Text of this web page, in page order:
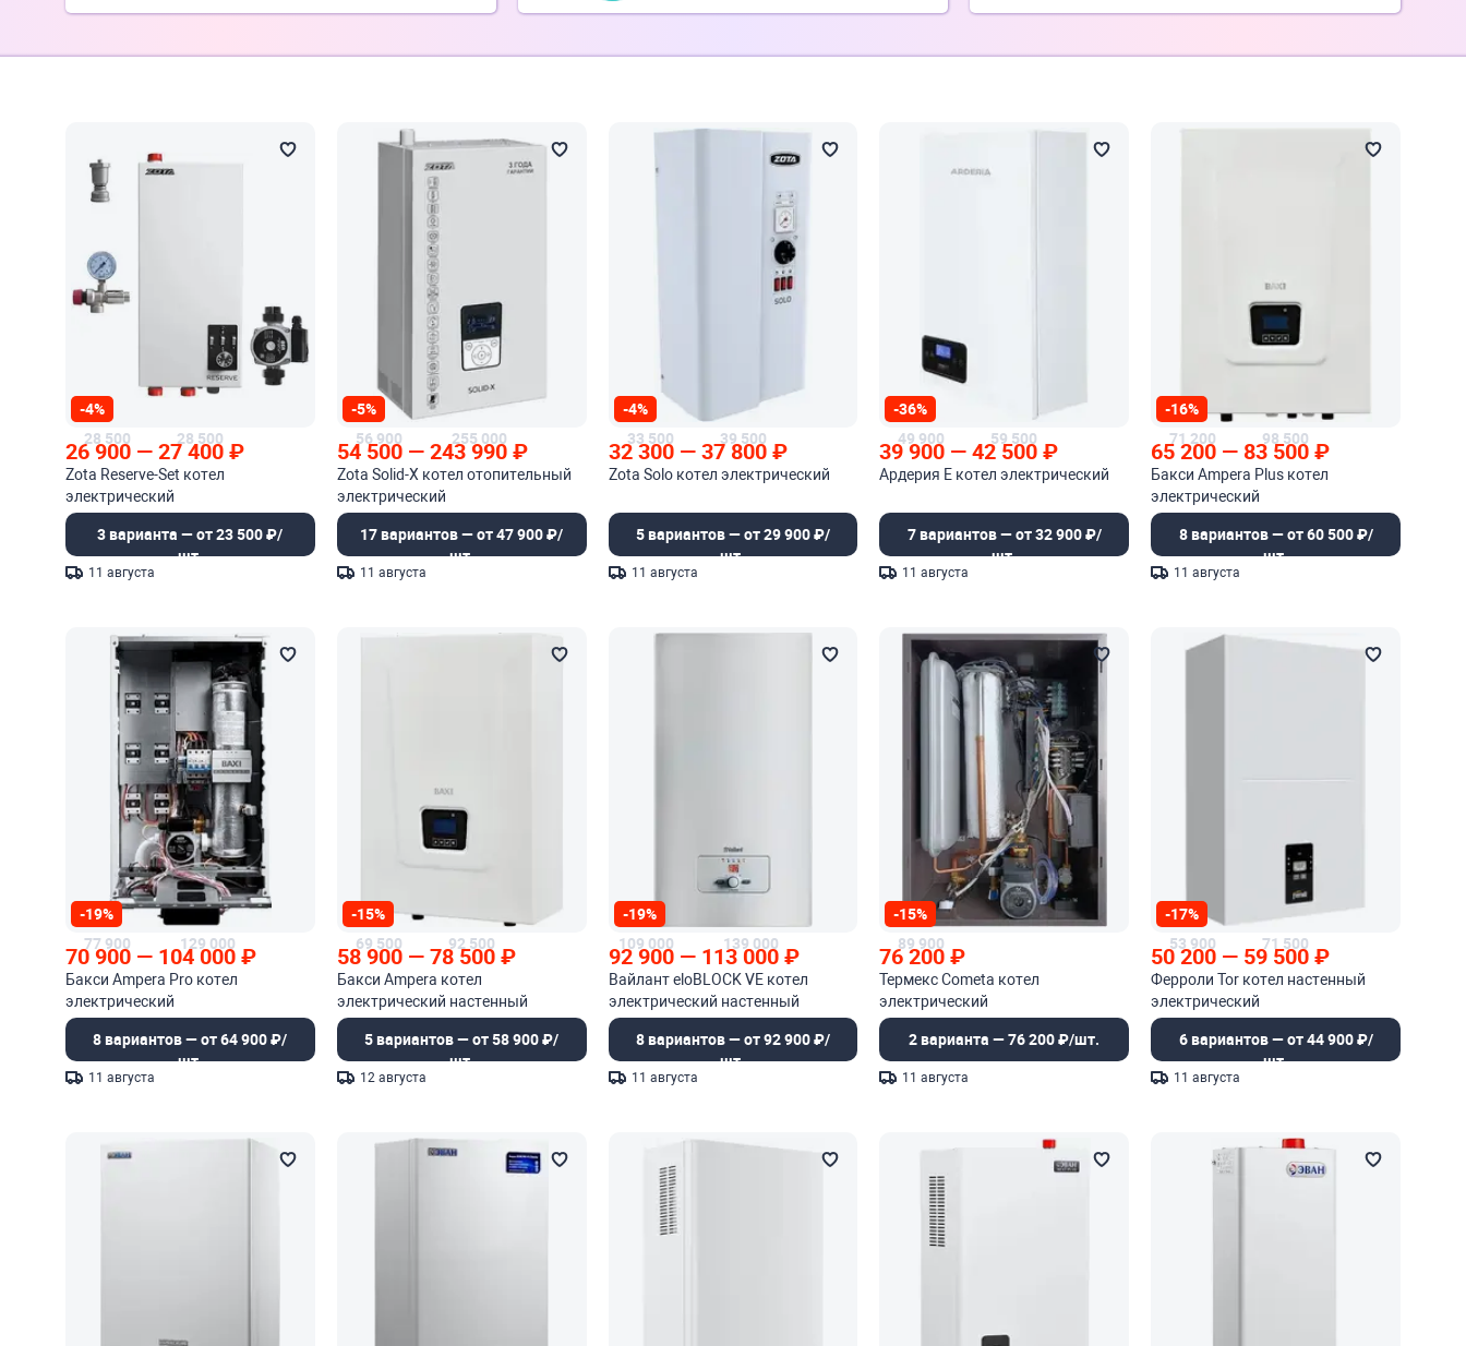
-4%
28 500
26 900 — 28 500
27 400₽
Zota Reserve-Set котел
электрический
3 варианта — от 23 500 ₽/
шт.
11 августа
-5%
56 900
54 500 — 255 000
243 990₽
Zota Solid-X котел отопительный
электрический
17 вариантов — от 47 900 ₽/
шт.
11 августа
-4%
33 500
32 300 — 39 500
37 800 ₽
Zota Solo котел электрический
5 вариантов — от 29 900 ₽/
шт.
11 августа
-36%
49 900
39 900 — 59 500
42 500₽
Ардерия E котел электрический
7 вариантов — от 32 900 ₽/
шт.
11 августа
-16%
71 200
65 200 — 98 500
83 500₽
Бакси Ampera Plus котел
электрический
8 вариантов — от 60 500 ₽/
шт.
11 августа
-19%
77 900
70 900 — 129 000
104 000₽
Бакси Ampera Pro котел
электрический
8 вариантов — от 64 900 ₽/
шт.
11 августа
-15%
69 500
58 900 — 92 500
78 500₽
Бакси Ampera котел
электрический настенный
5 вариантов — от 58 900 ₽/
шт.
12 августа
-19%
109 000
92 900 — 139 000
113 000 ₽
Вайлант eloBLOCK VE котел
электрический настенный
8 вариантов — от 92 900 ₽/
шт.
11 августа
-15%
89 900
76 200₽
Термекс Cometa котел
электрический
2 варианта — 76 200 ₽/шт.
11 августа
-17%
53 900
50 200 — 71 500
59 500₽
Ферроли Tor котел настенный
электрический
6 вариантов — от 44 900 ₽/
шт.
11 августа